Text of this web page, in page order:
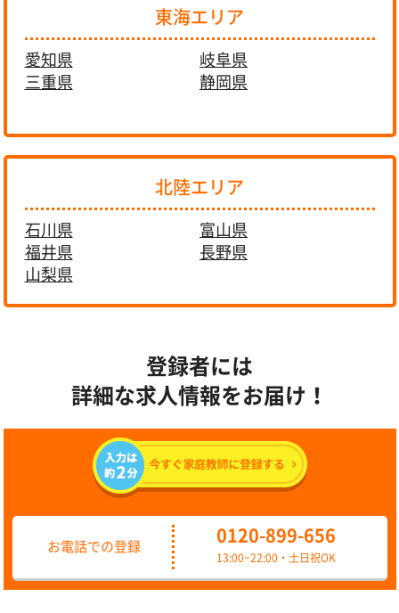
東海エリア
愛知県
岐阜県
三重県
静岡県
北陸エリア
石川県
富山県
福井県
長野県
山梨県
登録者には
詳細な求人情報をお届け！
お電話での登録
0120-899-656
13:00~22:00・土日祝OK